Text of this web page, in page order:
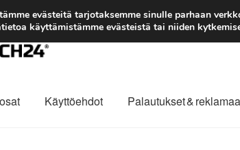
Käyttöehdot Palautukset &
evästeitä tarjotaksemme sinulle parhaan
käyttämistämme evästeistä tai niiden